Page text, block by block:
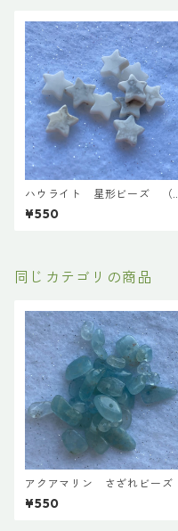
ハウライト 星形ビーズ （1
0粒入）
¥550
同じカテゴリの商品
アクアマリン さざれビーズ
¥550